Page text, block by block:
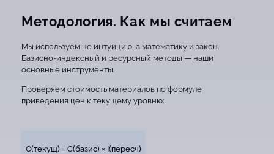
Методология. Как мы считаем
Мы используем не интуицию, а математику и закон.
Базисно-индексный и ресурсный методы — наши
основные инструменты.
Проверяем стоимость материалов по формуле
приведения цен к текущему уровню:
C(текущ) = C(базис) × I(пересч)